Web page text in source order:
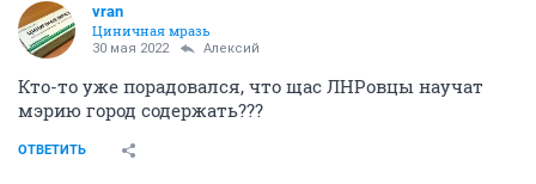
vran
Циничная мразь
30 мая 2022 Алексий
Кто-то уже порадовался, что щас ЛНРовцы научат
мэрию город содержать???
ОТВЕТИТЬ